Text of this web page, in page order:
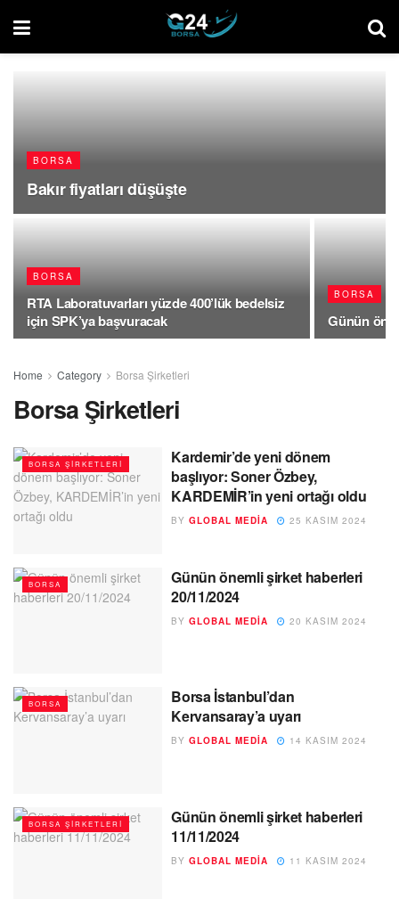
BORSA
Bakır fiyatları düşüşte
BORSA
RTA Laboratuvarları yüzde 400’lük bedelsiz
için SPK’ya başvuracak
BORSA
Günün
Home Category Borsa Şirketleri
Borsa Şirketleri
BORSA ŞIRKETLERI
Kardemir’de yeni dönem
başlıyor: Soner Özbey,
KARDEMİR’in yeni ortağı oldu
BY GLOBAL MEDIA 25 KASIM 2024
BORSA
Günün önemli şirket haberleri
20/11/2024
BY GLOBAL MEDIA 20 KASIM 2024
BORSA
Borsa İstanbul’dan
Kervansaray’a uyarı
BY GLOBAL MEDIA 14 KASIM 2024
BORSA ŞIRKETLERI
Günün önemli şirket haberleri
11/11/2024
BY GLOBAL MEDIA 11 KASIM 2024